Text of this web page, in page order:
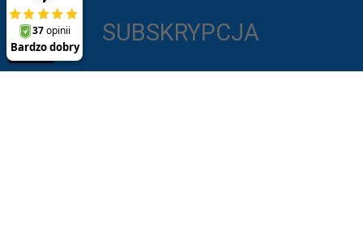
SUBSKRYPCJA